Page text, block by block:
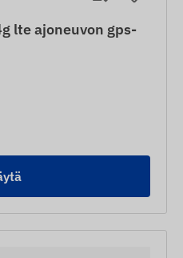
lte ajoneuvon gps-